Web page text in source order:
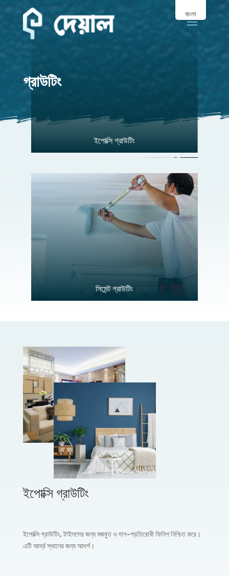
গ্রাউটিং
ইপোক্সি গ্রাউটিং
সিমেন্ট গ্রাউটিং
ইপোক্সি গ্রাউটিং
ইপোক্সি গ্রাউটিং, টাইলসের জন্য মজবুত ও দাগ-প্রতিরোধী ফিনিশ নিশ্চিত করে।
এটি আর্দ্র স্থানের জন্য আদর্শ।
বাংলা